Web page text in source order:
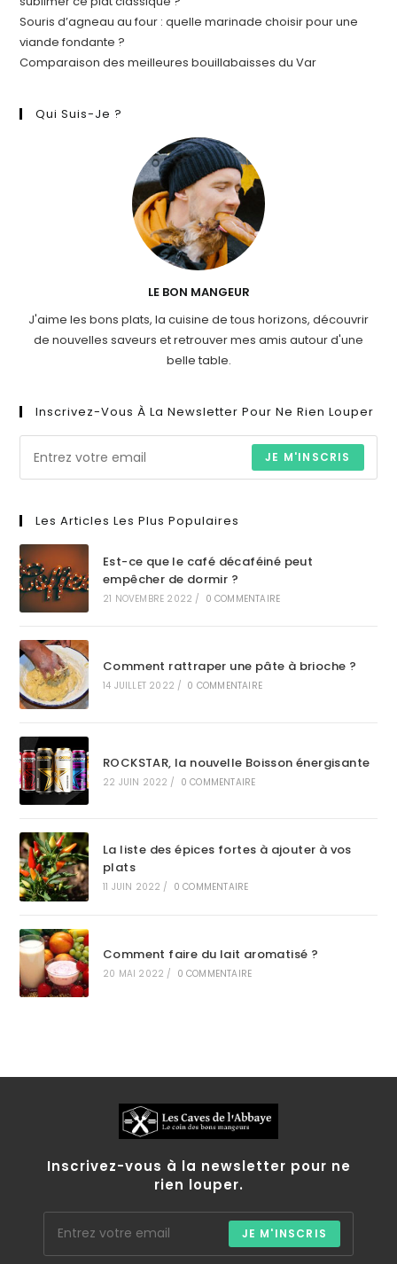
Souris d’agneau au four : quelle marinade choisir pour une
viande fondante ?
Comparaison des meilleures bouillabaisses du Var
Qui Suis-Je ?
LE BON MANGEUR
J'aime les bons plats, la cuisine de tous horizons, découvrir
de nouvelles saveurs et retrouver mes amis autour d'une
belle table.
Inscrivez-Vous À La Newsletter Pour Ne Rien Louper
JE M'INSCRIS
Les Articles Les Plus Populaires
Est-ce que le café décaféiné peut
empêcher de dormir ?
21 NOVEMBRE 2022 / 0 COMMENTAIRE
Comment rattraper une pâte à brioche ?
14 JUILLET 2022 / 0 COMMENTAIRE
ROCKSTAR, la nouvelle Boisson énergisante
22 JUIN 2022 / 0 COMMENTAIRE
La liste des épices fortes à ajouter à vos
plats
11 JUIN 2022 / 0 COMMENTAIRE
Comment faire du lait aromatisé ?
20 MAI 2022 / 0 COMMENTAIRE
Inscrivez-vous à la newsletter pour ne
rien louper.
JE M'INSCRIS